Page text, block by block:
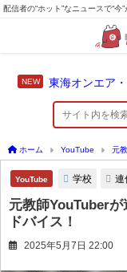
配信者の“ホット”なニュースで“今”
ホーム YouTube 元
YouTube 学校 連
元教師YouTuber
ドバイス！
2025年5月7日 22:00